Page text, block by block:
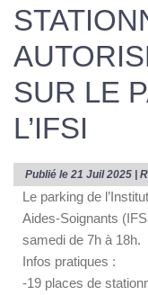
SUR LE
L’IFSI
Publié le 21 Juil 2025 |
Le parking de
Aides-Soignants
samedi de 7h à 18h.
Infos pratiques :
-19 places de